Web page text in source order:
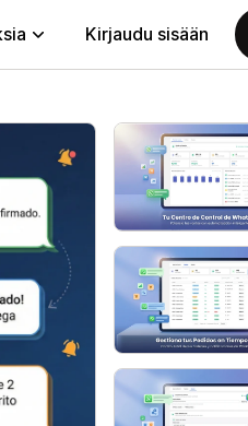
Kirjaudu sisään